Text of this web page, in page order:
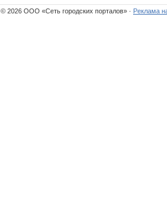
© 2026 ООО «Сеть городских порталов» · Реклама